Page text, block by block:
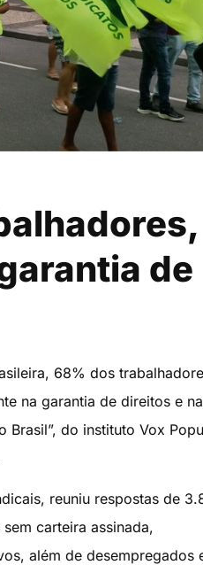
de
68% dos
na garantia de direitos e na
Brasil”, do instituto Vox
reuniu respostas de
carteira assinada,
além de desempregados